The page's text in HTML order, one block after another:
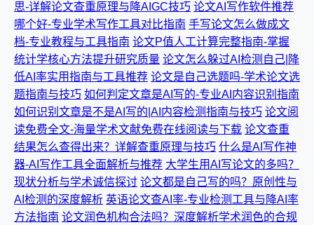
思-详解论文查重原理与降AIGC技巧 论文AI写作软件推荐
哪个好-专业学术写作工具对比指南 手写论文怎么做成文
档-专业教程与工具指南 论文P值人工计算完整指南-掌握
统计学核心方法提升研究质量 论文怎么躲过AI检测自己|降
低AI率实用指南与工具推荐 论文是自己选题吗-学术论文选
题指南与技巧 如何判定文章是AI写的-专业AI内容识别指南
如何识别文章是不是AI写的|AI内容检测指南与技巧 论文阅
读免费全文-海量学术文献免费在线阅读与下载 论文查重
结果怎么查得出来？详解查重原理与技巧 什么是AI写作神
器-AI写作工具全面解析与推荐 大学生用AI写论文的多吗？
现状分析与学术诚信探讨 论文都是自己写的吗？原创性与
AI检测的深度解析 英语论文查AI率-专业检测工具与降AI率
方法指南 论文润色机构合法吗？深度解析学术润色的合规